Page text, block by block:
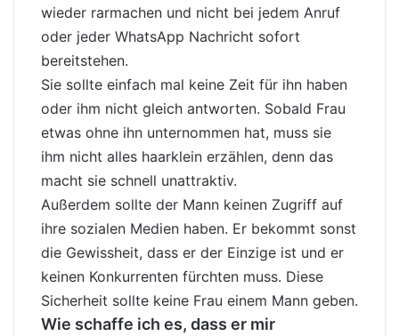
wieder rarmachen und nicht bei jedem Anruf
oder jeder WhatsApp Nachricht sofort
bereitstehen.
Sie sollte einfach mal keine Zeit für ihn haben
oder ihm nicht gleich antworten. Sobald Frau
etwas ohne ihn unternommen hat, muss sie
ihm nicht alles haarklein erzählen, denn das
macht sie schnell unattraktiv.
Außerdem sollte der Mann keinen Zugriff auf
ihre sozialen Medien haben. Er bekommt sonst
die Gewissheit, dass er der Einzige ist und er
keinen Konkurrenten fürchten muss. Diese
Sicherheit sollte keine Frau einem Mann geben.
Wie schaffe ich es, dass er mir